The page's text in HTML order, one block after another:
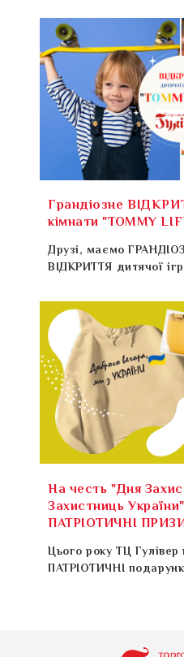
Грандіозне
кімнати "TOMMY
Друзі, маємо
ВІДКРИТТЯ дитячої
На честь "Дня
Захистниць
ПАТРІОТИЧНІ
Цього року ТЦ
ПАТРІОТИЧНІ